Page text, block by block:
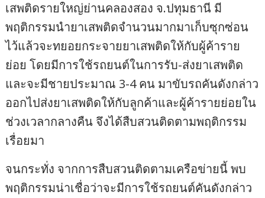
เสพติดรายใหญ่ย่านคลองสอง จ.ปทุมธานี มี
พฤติกรรมนำยาเสพติดจำนวนมากมาเก็บซุกซ่อน
ไว้แล้วจะทยอยกระจายยาเสพติดให้กับผู้ค้าราย
ย่อย โดยมีการใช้รถยนต์ในการรับ-ส่งยาเสพติด
และจะมีชายประมาณ 3-4 คน มาขับรถคันดังกล่าว
ออกไปส่งยาเสพติดให้กับลูกค้าและผู้ค้ารายย่อยใน
ช่วงเวลากลางคืน จึงได้สืบสวนติดตามพฤติกรรม
เรื่อยมา
จนกระทั่ง จากการสืบสวนติดตามเครือข่ายนี้ พบ
พฤติกรรมน่าเชื่อว่าจะมีการใช้รถยนต์คันดังกล่าว